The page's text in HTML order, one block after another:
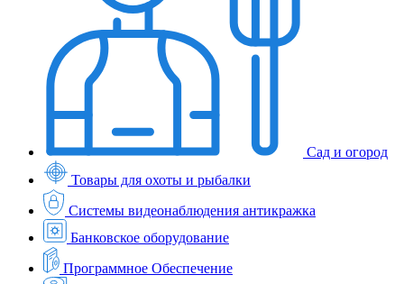
Сад и огород
Товары для охоты и рыбалки
Системы видеонаблюдения антикражка
Банковское оборудование
Программное Обеспечение